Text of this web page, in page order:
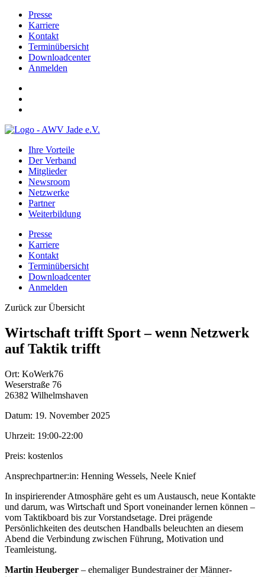
Presse
Karriere
Kontakt
Terminübersicht
Downloadcenter
Anmelden
Ihre Vorteile
Der Verband
Mitglieder
Newsroom
Netzwerke
Partner
Weiterbildung
Presse
Karriere
Kontakt
Terminübersicht
Downloadcenter
Anmelden
Zurück zur Übersicht
Wirtschaft trifft Sport – wenn Netzwerk
auf Taktik trifft
Ort: KoWerk76
Weserstraße 76
26382 Wilhelmshaven
Datum: 19. November 2025
Uhrzeit: 19:00-22:00
Preis: kostenlos
Ansprechpartner:in: Henning Wessels, Neele Knief
In inspirierender Atmosphäre geht es um Austausch, neue Kontakte
und darum, was Wirtschaft und Sport voneinander lernen können –
vom Taktikboard bis zur Vorstandsetage. Drei prägende
Persönlichkeiten des deutschen Handballs beleuchten an diesem
Abend die Verbindung zwischen Führung, Motivation und
Teamleistung.
Martin Heuberger – ehemaliger Bundestrainer der Männer-